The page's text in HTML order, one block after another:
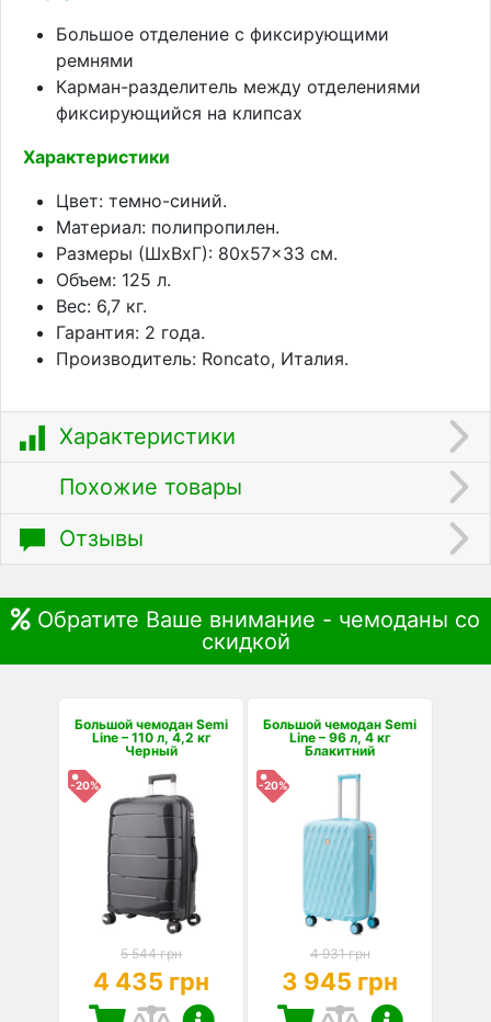
Большое отделение с фиксирующими
ремнями
Карман-разделитель между отделениями
фиксирующийся на клипсах
Характеристики
Цвет: темно-синий.
Материал: полипропилен.
Размеры (ШхВхГ): 80x57x33 см.
Объем: 125 л.
Вес: 6,7 кг.
Гарантия: 2 года.
Производитель: Roncato, Италия.
Характеристики
Похожие товары
Отзывы
Обратите Ваше внимание - чемоданы со
скидкой
Большой чемодан Semi
Line – 110 л, 4,2 кг
Черный
-20%
5 544 грн
4 435 грн
Большой чемодан Semi
Line – 96 л, 4 кг
Блакитний
-20%
4 931 грн
3 945 грн